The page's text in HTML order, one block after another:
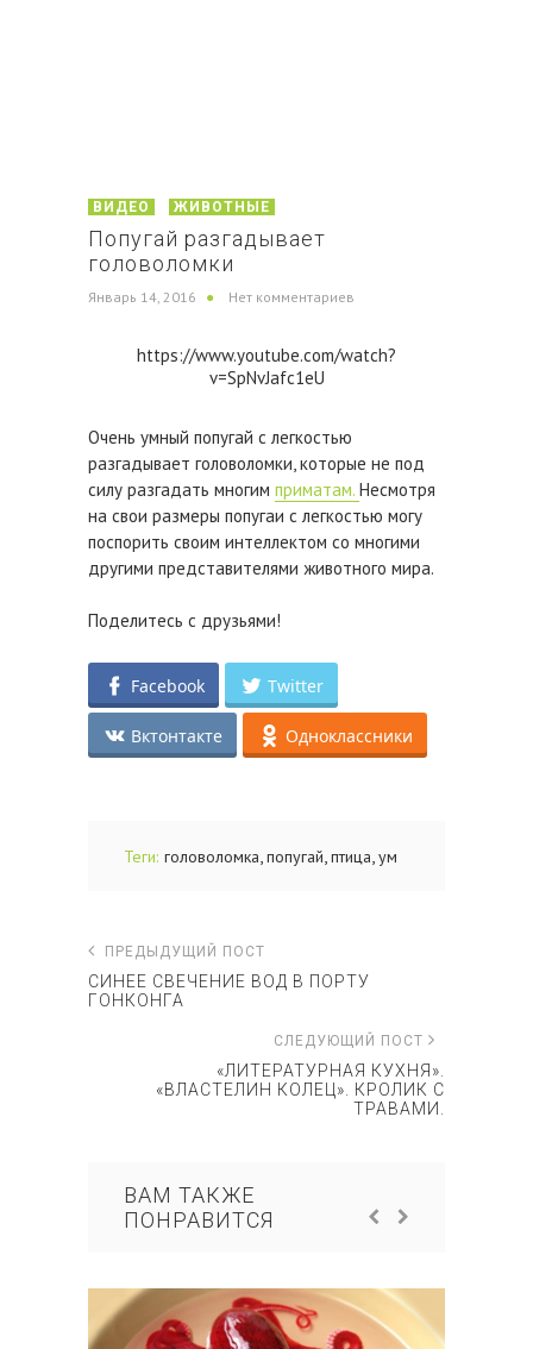
ВИДЕО ЖИВОТНЫЕ
Попугай разгадывает
головоломки
Январь 14, 2016 Нет комментариев
https://www.youtube.com/watch?
v=SpNvJafc1eU
Очень умный попугай с легкостью
разгадывает головоломки, которые не под
силу разгадать многим приматам. Несмотря
на свои размеры попугаи с легкостью могу
поспорить своим интеллектом со многими
другими представителями животного мира.
Поделитесь с друзьями!
Facebook Twitter
Вктонтакте Одноклассники
Теги: головоломка попугай птица ум
ПРЕДЫДУЩИЙ ПОСТ
СИНЕЕ СВЕЧЕНИЕ ВОД В ПОРТУ
ГОНКОНГА
СЛЕДУЮЩИЙ ПОСТ
«ЛИТЕРАТУРНАЯ КУХНЯ».
«ВЛАСТЕЛИН КОЛЕЦ». КРОЛИК С
ТРАВАМИ.
ВАМ ТАКЖЕ
ПОНРАВИТСЯ